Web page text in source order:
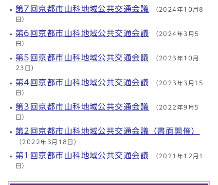
第7回京都市山科地域公共交通会議 （2024年10月8
日）
第6回京都市山科地域公共交通会議 （2024年3月5
日）
第5回京都市山科地域公共交通会議 （2023年10月
23日）
第4回京都市山科地域公共交通会議 （2023年3月15
日）
第3回京都市山科地域公共交通会議 （2022年9月5
日）
第2回京都市山科地域公共交通会議（書面開催）
（2022年3月18日）
第1回京都市山科地域公共交通会議 （2021年12月1
日）